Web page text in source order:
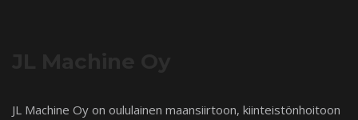
JL Machine Oy on oululainen maansiirtoon, kiinteistönhoitoon